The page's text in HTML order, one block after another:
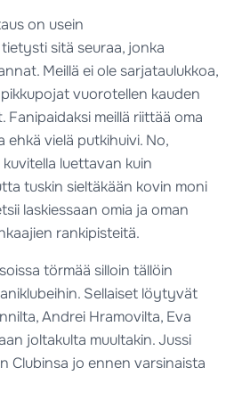
on usein
sitä seuraa, jonka
Meillä ei ole sarjataulukkoa,
vuorotellen kauden
meillä riittää oma
ehkä vielä putkihuivi. No,
luettavan kuin
tuskin sieltäkään kovin moni
laskiessaan omia ja oman
rankipisteitä.
törmää silloin tällöin
Sellaiset löytyvät
Andrei Hramovilta, Eva
joltakulta muultakin. Jussi
Clubinsa jo ennen varsinaista